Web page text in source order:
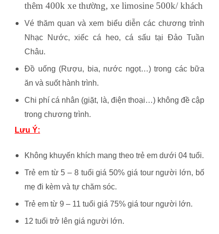
thêm 400k xe thường, xe limosine 500k/ khách
Vé thăm quan và xem biểu diễn các chương trình
Nhạc Nước, xiếc cá heo, cá sấu tại Đảo Tuần
Châu.
Đồ uống (Rượu, bia, nước ngọt…) trong các bữa
ăn và suốt hành trình.
Chi phí cá nhân (giặt, là, điện thoại…) không đề cập
trong chương trình.
Lưu Ý:
Không khuyến khích mang theo trẻ em dưới 04 tuổi.
Trẻ em từ 5 – 8 tuổi giá 50% giá tour người lớn, bố
mẹ đi kèm và tự chăm sóc.
Trẻ em từ 9 – 11 tuổi giá 75% giá tour người lớn.
12 tuổi trở lên giá người lớn.